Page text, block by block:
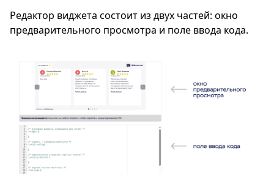
Редактор виджета состоит из двух частей: окно
предварительного просмотра и поле ввода кода.